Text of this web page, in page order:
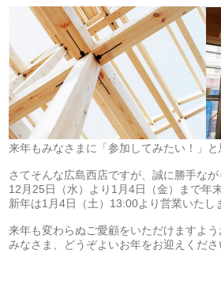
来年もみなさまに「参加してみたい！」
さてそんな広島西店ですが、誠に勝手なが
12月25日（水）より1月4日（金）まで年
新年は1月4日（土）13:00より営業いたし
来年も変わらぬご愛顧をいただけますよ
みなさま、どうぞよいお年をお迎えくださ